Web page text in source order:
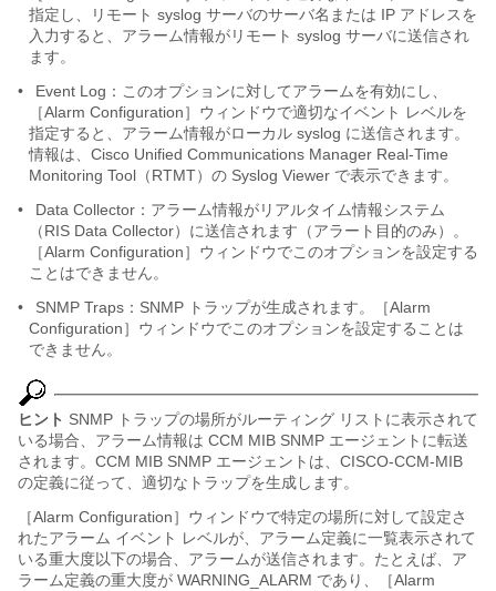
指定し、リモート syslog サーバのサーバ名または IP アドレスを
入力すると、アラーム情報がリモート syslog サーバに送信され
ます。
•
Event Log：このオプションに対してアラームを有効にし、
［Alarm Configuration］ウィンドウで適切なイベント レベルを
指定すると、アラーム情報がローカル syslog に送信されます。
情報は、Cisco Unified Communications Manager Real-Time
Monitoring Tool（RTMT）の Syslog Viewer で表示できます。
•
Data Collector：アラーム情報がリアルタイム情報システム
（RIS Data Collector）に送信されます（アラート目的のみ）。
［Alarm Configuration］ウィンドウでこのオプションを設定する
ことはできません。
•
SNMP Traps：SNMP トラップが生成されます。［Alarm
Configuration］ウィンドウでこのオプションを設定することは
できません。
ヒント SNMP トラップの場所がルーティング リストに表示されて
いる場合、アラーム情報は CCM MIB SNMP エージェントに転送
されます。CCM MIB SNMP エージェントは、CISCO-CCM-MIB
の定義に従って、適切なトラップを生成します。
［Alarm Configuration］ウィンドウで特定の場所に対して設定さ
れたアラーム イベント レベルが、アラーム定義に一覧表示されて
いる重大度以下の場合、アラームが送信されます。たとえば、ア
ラーム定義の重大度が WARNING_ALARM であり、［Alarm